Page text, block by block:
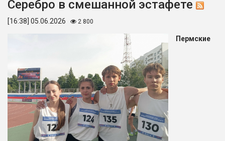
Серебро в смешанной эстафете
[16:38] 05.06.2026 2 800
Пермские